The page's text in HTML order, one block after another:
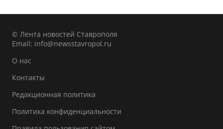
© Лента новостей Ставрополя
Email: info@newsstavropol.ru
О нас
Контакты
Редакционная политика
Политика конфиденциальности